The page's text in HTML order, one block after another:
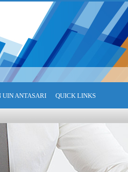
UIN ANTASARI QUICK LINKS